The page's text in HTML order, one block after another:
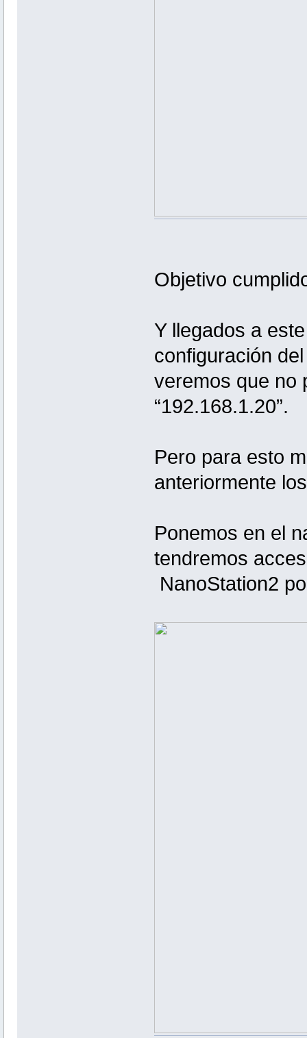
Objetivo
Y llegados a
configuración
veremos que no
“192.168.1.20”.
Pero para esto
anteriormente los
Ponemos en el
tendremos
NanoStation2